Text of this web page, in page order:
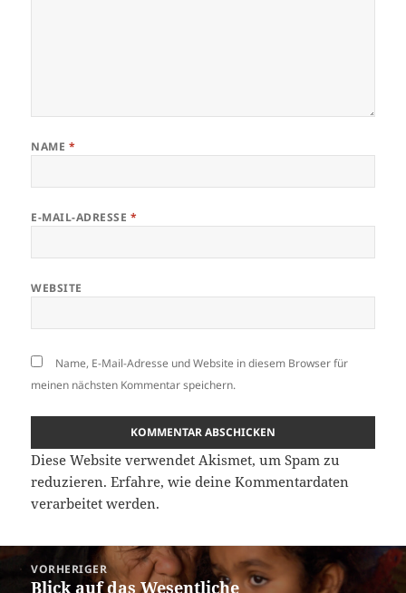
NAME *
E-MAIL-ADRESSE *
WEBSITE
Name, E-Mail-Adresse und Website in diesem Browser für
meinen nächsten Kommentar speichern.
Diese Website verwendet Akismet, um Spam zu
reduzieren.Erfahre, wie deine Kommentardaten
verarbeitet werden.
Beitragsnavigation
VORHERIGER
Vorheriger
Blick auf das Wesentliche